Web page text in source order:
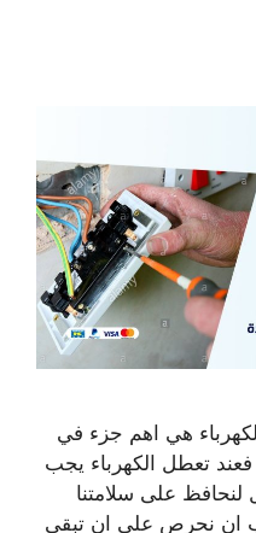
هي اهم جزء في
تعطل الكهرباء يجب
لنحافظ على سلامتنا
ان نحرص على ان تبقى